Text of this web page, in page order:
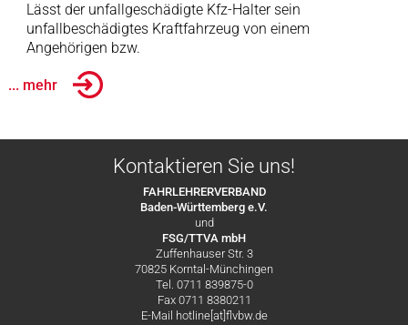
Lässt der unfallgeschädigte Kfz-Halter sein
unfallbeschädigtes Kraftfahrzeug von einem
Angehörigen bzw.
... mehr
Kontaktieren Sie uns!
FAHRLEHRERVERBAND
Baden-Württemberg e.V.
und
FSG/TTVA mbH
Zuffenhauser Str. 3
70825 Korntal-Münchingen
Tel. 0711 839875-0
Fax 0711 8380211
E-Mail hotline[at]flvbw.de